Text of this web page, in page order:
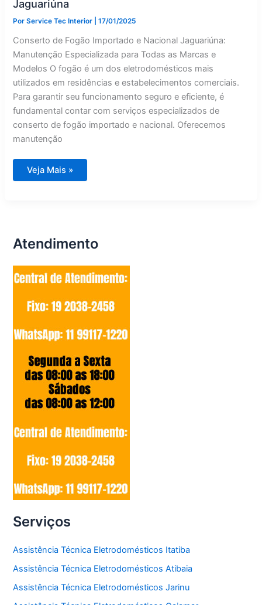
Jaguariúna
PorService Tec Interior |17/01/2025
Conserto de Fogão Importado e Nacional Jaguariúna:
Manutenção Especializada para Todas as Marcas e
Modelos O fogão é um dos eletrodomésticos mais
utilizados em residências e estabelecimentos comerciais.
Para garantir seu funcionamento seguro e eficiente, é
fundamental contar com serviços especializados de
conserto de fogão importado e nacional. Oferecemos
manutenção
Conserto
de
Veja Mais »
Atendimento
Serviços
Assistência Técnica Eletrodomésticos Itatiba
Assistência Técnica Eletrodomésticos Atibaia
Assistência Técnica Eletrodomésticos Jarinu